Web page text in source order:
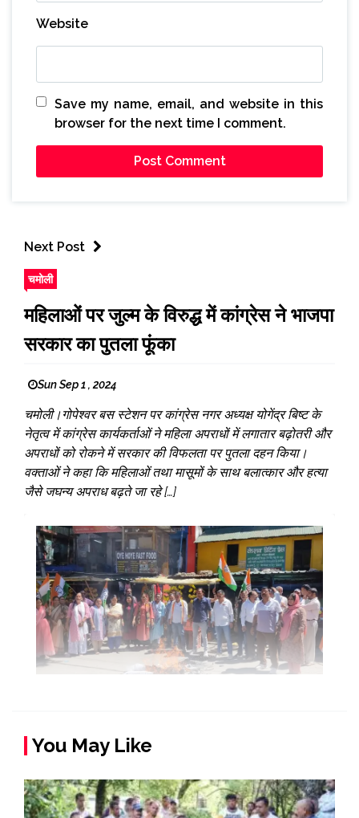
Website
Save my name, email, and website in this
browser for the next time I comment.
Next Post
चमोली
महिलाओं पर जुल्म के विरुद्ध में कांग्रेस ने भाजपा
सरकार का पुतला फूंका
Sun Sep 1 , 2024
चमोली।गोपेश्वर बस स्टेशन पर कांग्रेस नगर अध्यक्ष योगेंद्र बिष्ट के
नेतृत्व में कांग्रेस कार्यकर्ताओं ने महिला अपराधों में लगातार बढ़ोतरी और
अपराधों को रोकने में सरकार की विफलता पर पुतला दहन किया।
वक्ताओं ने कहा कि महिलाओं तथा मासूमों के साथ बलात्कार और हत्या
जैसे जघन्य अपराध बढ़ते जा रहे […]
You May Like